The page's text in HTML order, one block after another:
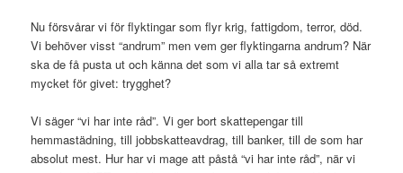
Nu försvårar vi för flyktingar som flyr krig, fattigdom, terror, död.
Vi behöver visst “andrum” men vem ger flyktingarna andrum? När
ska de få pusta ut och känna det som vi alla tar så extremt
mycket för givet: trygghet?
Vi säger “vi har inte råd”. Vi ger bort skattepengar till
hemmastädning, till jobbskatteavdrag, till banker, till de som har
absolut mest. Hur har vi mage att påstå “vi har inte råd”, när vi